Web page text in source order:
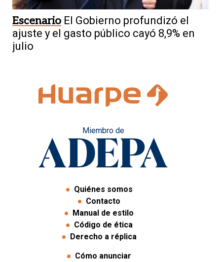
Escenario El Gobierno profundizó el
ajuste y el gasto público cayó 8,9% en
julio
Miembro de
Quiénes somos
Contacto
Manual de estilo
Código de ética
Derecho a réplica
Cómo anunciar